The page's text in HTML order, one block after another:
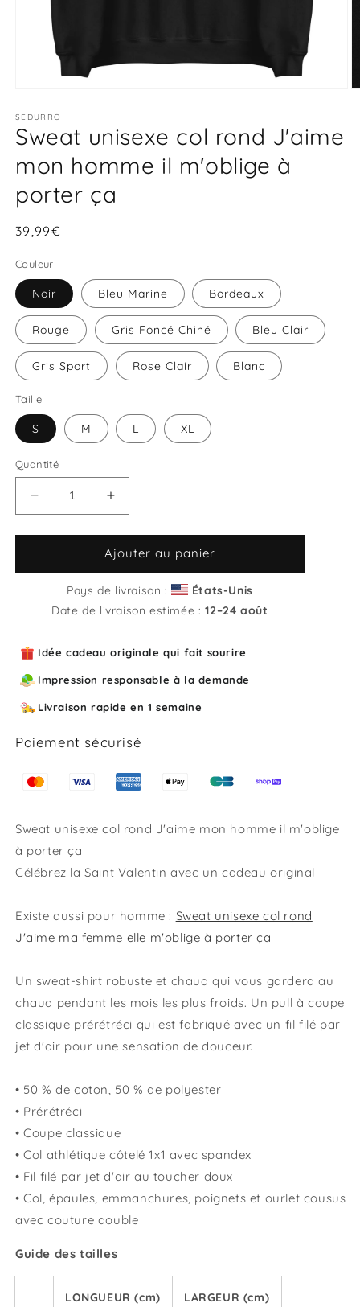
média
1
dans
fenêtre
modale
SEDURRO
Sweat unisexe col rond J'aime
mon homme il m'oblige à
porter ça
Prix
39,99€
Couleur
Noir Bleu Marine Bordeaux
Rouge Gris Foncé Chiné Bleu Clair
Gris Sport Rose Clair Blanc
Taille
S M L XL
Quantité
Réduire
la
quantité
Sweat
unisexe
mon
il
m&#39;oblige
porter
Augmenter
la
quantité
de
Sweat
unisexe
col
mon
il
m&#39;oblige
porter
Ajouter au panier
Pays de livraison :
États-Unis
Date de livraison estimée :12⁠–24 août
Idée cadeau originale qui fait sourire
Impression responsable à la demande
Livraison rapide en 1 semaine
Paiement sécurisé
Sweat unisexe col rond J'aime mon homme il m'oblige
à porter ça
Célébrez la Saint Valentin avec un cadeau original
Existe aussi pour homme : Sweat unisexe col rond
J'aime ma femme elle m'oblige à porter ça
Un sweat-shirt robuste et chaud qui vous gardera au
chaud pendant les mois les plus froids. Un pull à coupe
classique prérétréci qui est fabriqué avec un fil filé par
jet d'air pour une sensation de douceur.
• 50 % de coton, 50 % de polyester
• Prérétréci
• Coupe classique
• Col athlétique côtelé 1x1 avec spandex
• Fil filé par jet d'air au toucher doux
• Col, épaules, emmanchures, poignets et ourlet cousus
avec couture double
Guide des tailles
LONGUEUR (cm) LARGEUR (cm)